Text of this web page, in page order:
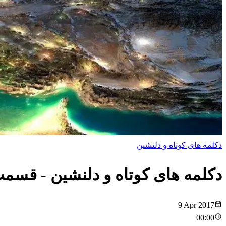
دکلمه های کوتاه و دلنشین
دکلمه های کوتاه و دلنشین -
9 Apr 2017
00:00